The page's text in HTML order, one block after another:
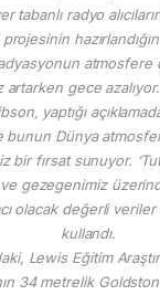
tabanlı radyo
atmosfere
gece
yaptığı
bunun Dünya
bir fırsat sunuyor.
gezegenimiz
olacak değerli
kullandı.
Lewis Eğitim
34 metrelik